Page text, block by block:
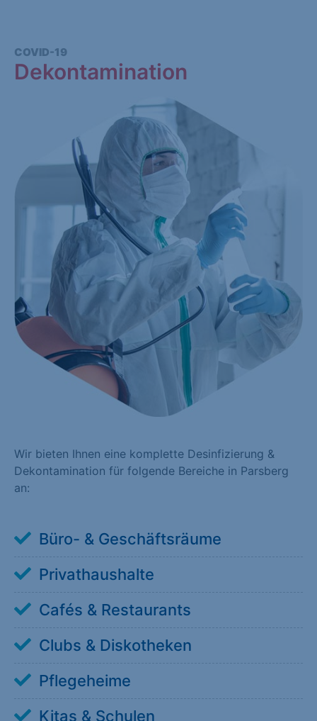
COVID-19
Dekontamination
Wir bieten Ihnen eine komplette Desinfizierung &
Dekontamination für folgende Bereiche in Parsberg
an:
Büro- & Geschäftsräume
Privathaushalte
Cafés & Restaurants
Clubs & Diskotheken
Pflegeheime
Kitas & Schulen